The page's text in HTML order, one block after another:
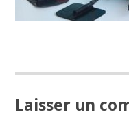
Laisser un